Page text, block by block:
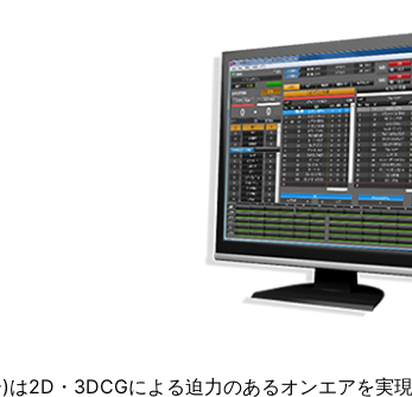
は2D・3DCGによる迫力のあるオンエアを実